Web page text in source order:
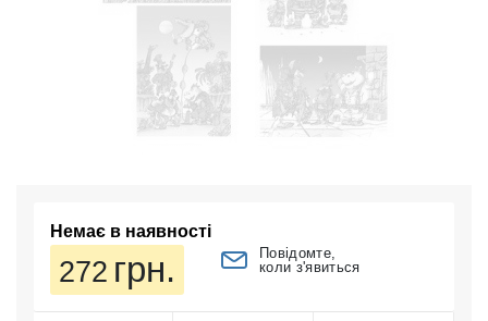
Немає в наявності
272 грн.
Повідомте,
коли з'явиться